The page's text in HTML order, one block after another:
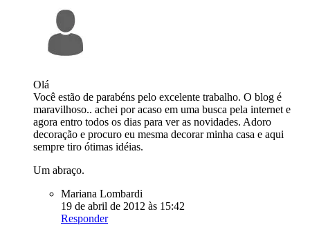
Olá
Você estão de parabéns pelo excelente trabalho. O blog é
maravilhoso.. achei por acaso em uma busca pela internet e
agora entro todos os dias para ver as novidades. Adoro
decoração e procuro eu mesma decorar minha casa e aqui
sempre tiro ótimas idéias.
Um abraço.
Mariana Lombardi
19 de abril de 2012 às 15:42
Responder